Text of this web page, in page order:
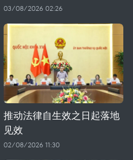
03/08/2026 02:26
推动法律自生效之日起落地
见效
02/08/2026 11:30